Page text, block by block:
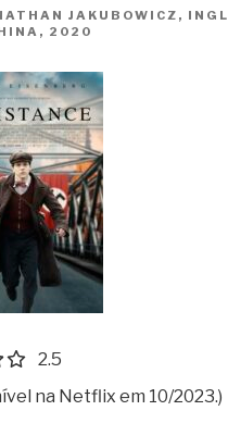
JAKUBOWICZ,
2020
2.5 out of 5.0 stars
2.5
na Netflix em 10/2023.)